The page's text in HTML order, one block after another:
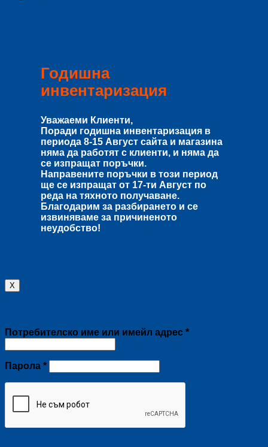
Годишна
инвентаризация
Уважаеми Клиенти,
Поради годишна инвентаризация в
периода 8-15 Август сайта и магазина
няма да работят с клиенти, и няма да
се изпращат поръчки.
Направените поръчки в този период
ще се изпращат от 17-ти Август по
реда на тяхното получаване.
Благодарим за разбирането и се
извиняваме за причиненото
неудобство!
X
Потребителско име или имейл адрес *Задължително
Парола *Задължително